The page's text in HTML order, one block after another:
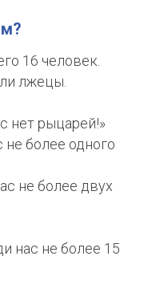
16 человек.
лжецы.
нет рыцарей!»
не более одного
не более двух
нас не более 15